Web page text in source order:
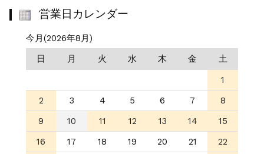
営業日カレンダー
今月(2026年8月)
日
月 火 水 木 金
土
1
2
3 4 5 6 7
8
9
10 11 12 13 14
15
16
17 18 19 20 21
22